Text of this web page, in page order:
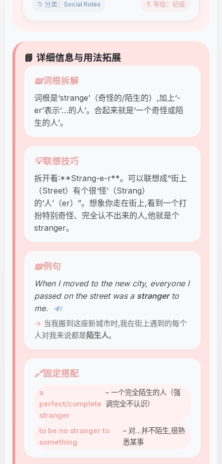
📁 分类：Social Roles 🔖 等级：初级
📘 详细信息与用法拓展
📖词根拆解
词根是‘strange’（奇怪的/陌生的）,加上‘-
er’表示‘…的人’。合起来就是‘一个奇怪或陌
生的人’。
💡联想技巧
拆开看:**Strang-e-r**。可以联想成“街上
（Street）有个很‘怪’（Strang）
的‘人’（er）”。想象你走在街上,看到一个打
扮特别奇怪、完全认不出来的人,他就是个
stranger。
📖例句
When I moved to the new city, everyone I
passed on the street was a strangerto
me.
🔊
当我搬到这座新城市时,我在街上遇到的每个
人对我来说都是陌生人。
🔗固定搭配
a
perfect/complete
stranger
– 一个完全陌生的人（强
调完全不认识）
to be no stranger to
something
– 对…并不陌生,很熟
悉某事